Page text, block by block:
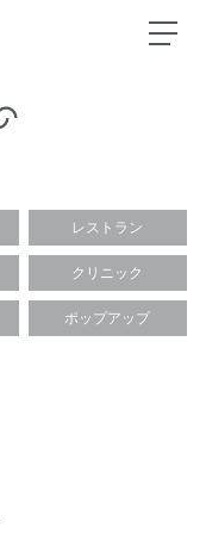
レストラン
クリニック
ポップアップ